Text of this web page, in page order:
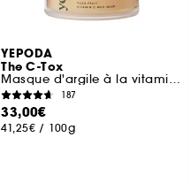
YEPODA
The C-Tox
Masque d'argile à la vitamine c et au curcuma
187
33,00€
41,25€ / 100g